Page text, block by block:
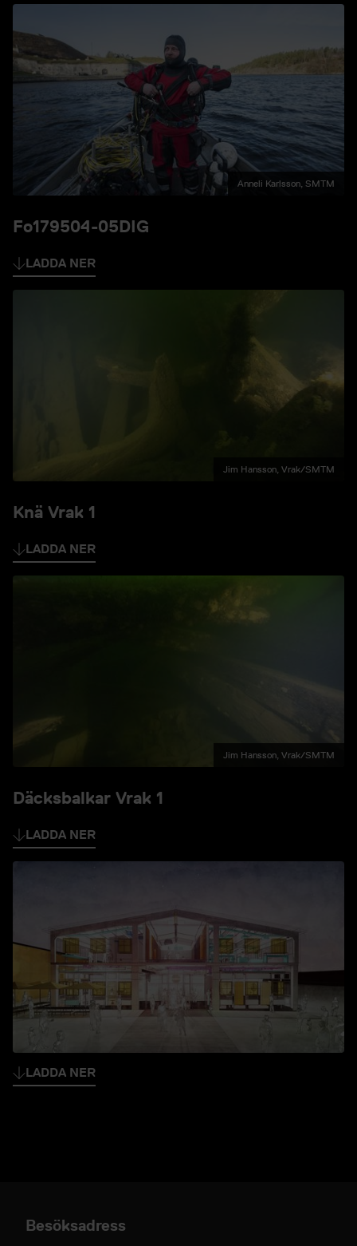
Fo179504-05DIG
Anneli Karlsson, SMTM
LADDA NER
Knä Vrak 1
Jim Hansson, Vrak/SMTM
LADDA NER
Däcksbalkar Vrak 1
Jim Hansson, Vrak/SMTM
LADDA NER
LADDA NER
Besöksadress